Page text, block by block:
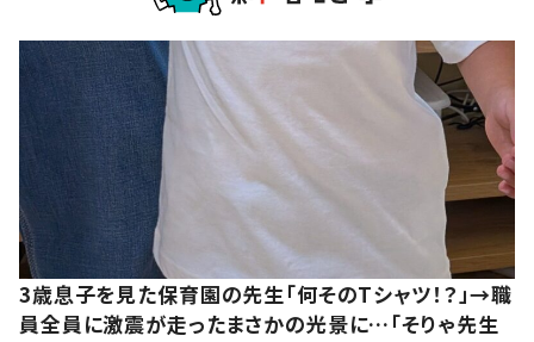
3歳息子を見た保育園の先生「何そのTシャツ！？」→職
員全員に激震が走ったまさかの光景に…「そりゃ先生